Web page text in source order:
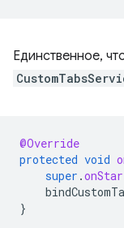
Единственное,
@Override
protected void
super .
}